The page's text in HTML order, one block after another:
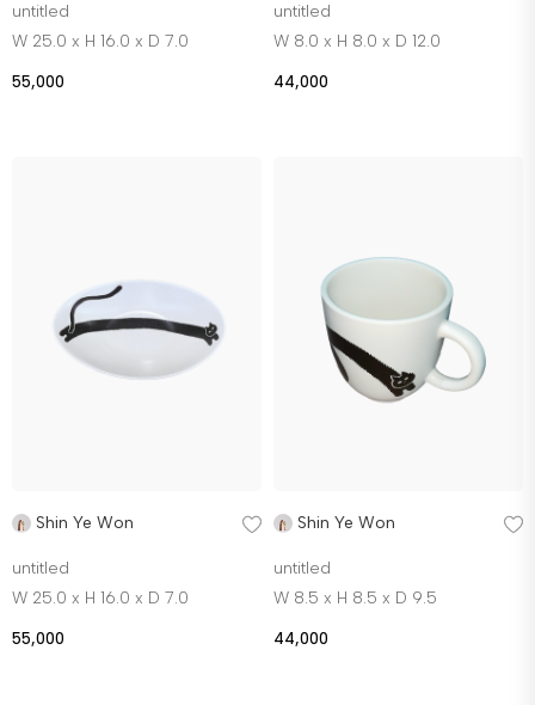
untitled
W 25.0 x H 16.0 x D 7.0
55,000
untitled
W 8.0 x H 8.0 x D 12.0
44,000
Shin Ye Won
untitled
W 25.0 x H 16.0 x D 7.0
55,000
Shin Ye Won
untitled
W 8.5 x H 8.5 x D 9.5
44,000